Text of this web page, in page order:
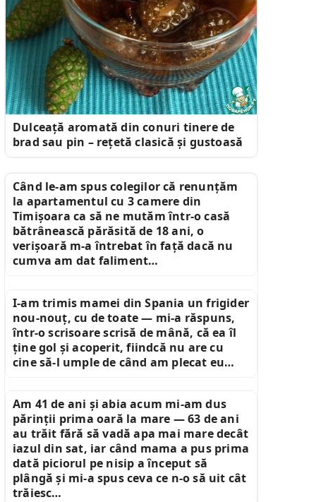
Dulceață aromată din conuri tinere de
brad sau pin – rețetă clasică și gustoasă
Când le-am spus colegilor că renunțăm
la apartamentul cu 3 camere din
Timișoara ca să ne mutăm într-o casă
bătrânească părăsită de 18 ani, o
verișoară m-a întrebat în față dacă nu
cumva am dat faliment…
I-am trimis mamei din Spania un frigider
nou-nouț, cu de toate — mi-a răspuns,
într-o scrisoare scrisă de mână, că ea îl
ține gol și acoperit, fiindcă nu are cu
cine să-l umple de când am plecat eu…
Am 41 de ani și abia acum mi-am dus
părinții prima oară la mare — 63 de ani
au trăit fără să vadă apa mai mare decât
iazul din sat, iar când mama a pus prima
dată piciorul pe nisip a început să
plângă și mi-a spus ceva ce n-o să uit cât
trăiesc…